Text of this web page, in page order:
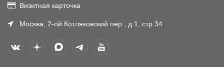
Визитная карточка
Москва, 2-ой Котляковский пер., д.1, стр.34